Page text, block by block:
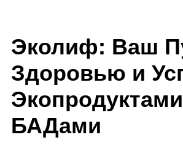
Эколиф: Ваш
Здоровью и
БАДами